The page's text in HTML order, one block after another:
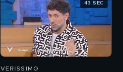
VERISSIMO
43 SEC